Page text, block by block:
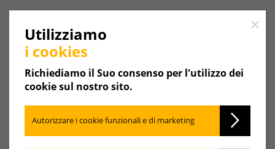
Scarica l'immagine per la
stampa
Close
Utilizziamo
i cookies
Richiediamo il Suo consenso per l'utilizzo dei
cookie sul nostro sito.
Autorizzare i cookie funzionali e di marketing